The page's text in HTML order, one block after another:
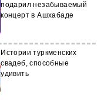
подарил незабываемый
концерт в Ашхабаде
Истории туркменских
свадеб, способные
удивить